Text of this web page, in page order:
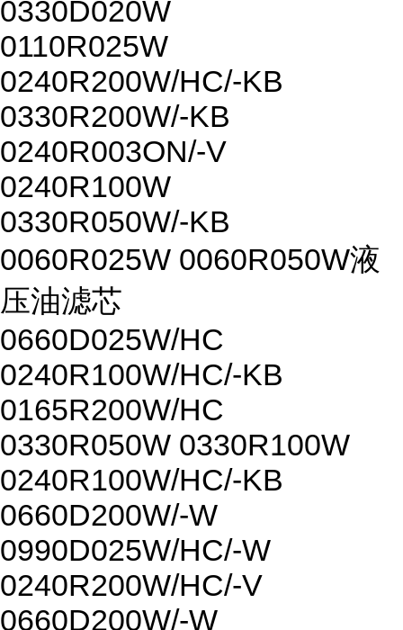
0330D020W
0110R025W
0240R200W/HC/-KB
0330R200W/-KB
0240R003ON/-V
0240R100W
0330R050W/-KB
0060R025W 0060R050W液
压油滤芯
0660D025W/HC
0240R100W/HC/-KB
0165R200W/HC
0330R050W 0330R100W
0240R100W/HC/-KB
0660D200W/-W
0990D025W/HC/-W
0240R200W/HC/-V
0660D200W/-W